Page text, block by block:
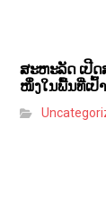
ສະຫະລັດ ເປີດ
ໜຶ່ງໃນພື້ນທີ່ເ